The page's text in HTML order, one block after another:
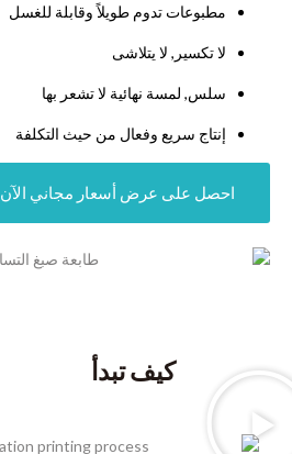
مطبوعات تدوم طويلاً وقابلة للغسل
لا تكسير, لا يتلاشى
سلس, لمسة نهائية لا تشعر بها
إنتاج سريع وفعال من حيث التكلفة
احصل على عرض أسعار مجاني الآن
كيف تبدأ